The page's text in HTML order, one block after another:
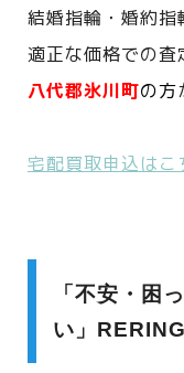
結婚指輪・婚約指
適正な価格での査
八代郡氷川町の方
宅配買取申込はこ
「不安・困
い」